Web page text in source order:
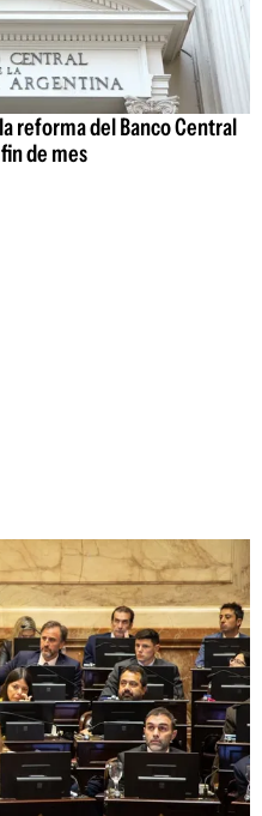
reforma del Banco Central
de mes